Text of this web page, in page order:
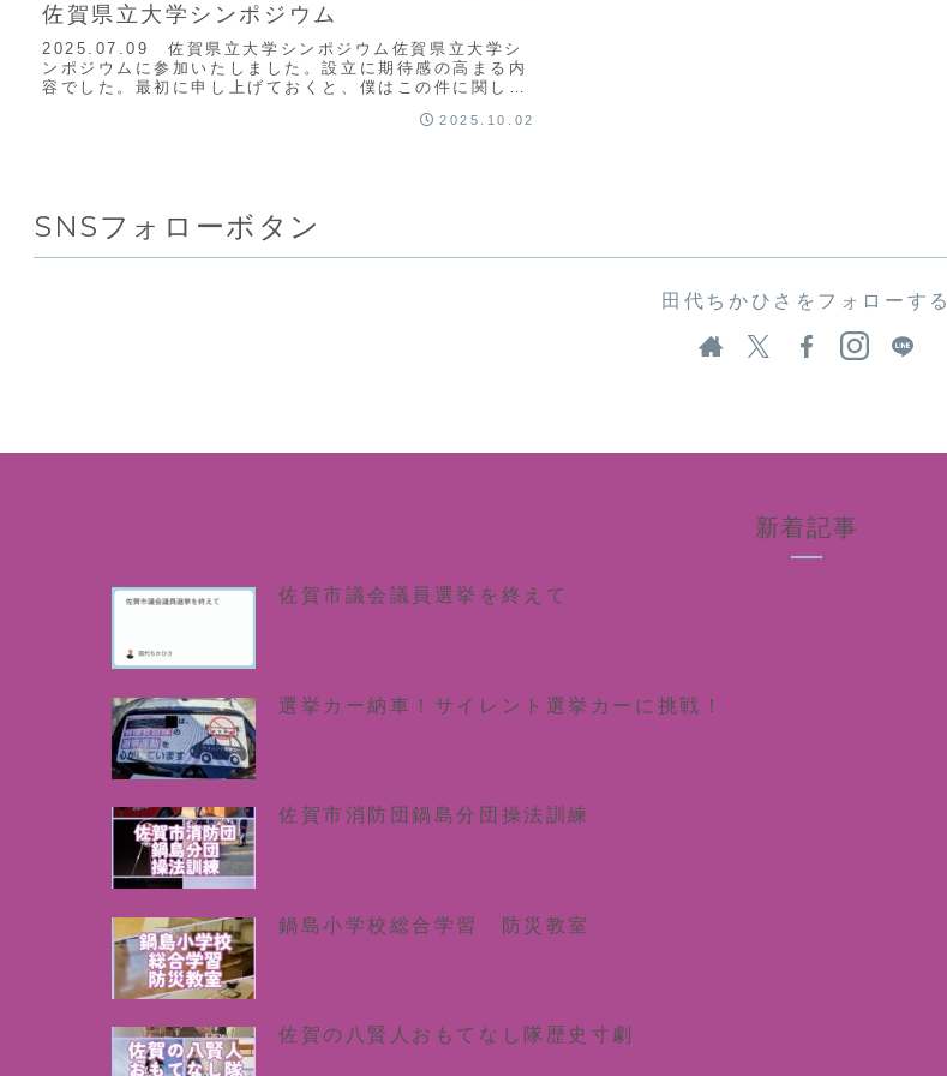
佐賀県立大学シンポジウム
2025.07.09 佐賀県立大学シンポジウム佐賀県立大学シ
ンポジウムに参加いたしました。設立に期待感の高まる内
容でした。最初に申し上げておくと、僕はこの件に関して
2025.10.02
SNSフォローボタン
田代ちかひさをフォローする
新着記事
佐賀市議会議員選挙を終えて
選挙カー納車！サイレント選挙カーに挑戦！
佐賀市消防団鍋島分団操法訓練
鍋島小学校総合学習 防災教室
佐賀の八賢人おもてなし隊歴史寸劇